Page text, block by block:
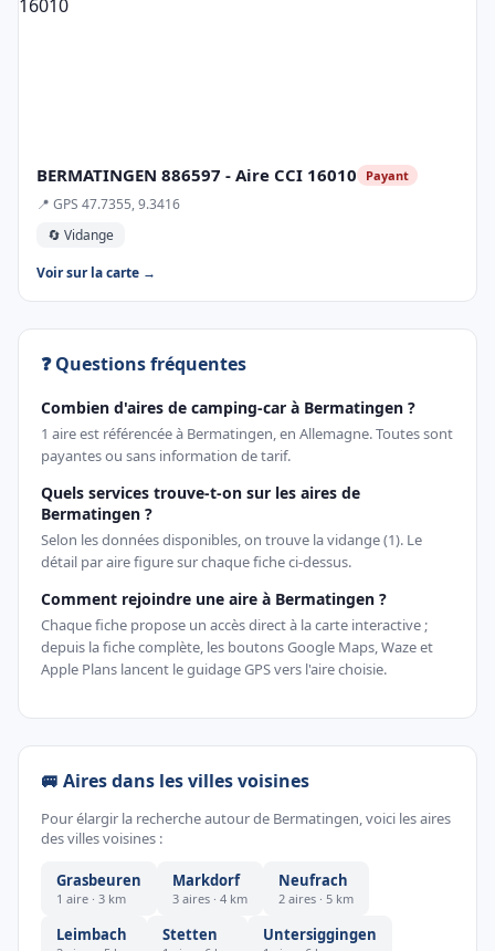
BERMATINGEN 886597 - Aire CCI 16010 Payant
📍 GPS 47.7355, 9.3416
🔄 Vidange
Voir sur la carte →
❓ Questions fréquentes
Combien d'aires de camping-car à Bermatingen ?
1 aire est référencée à Bermatingen, en Allemagne. Toutes sont
payantes ou sans information de tarif.
Quels services trouve-t-on sur les aires de
Bermatingen ?
Selon les données disponibles, on trouve la vidange (1). Le
détail par aire figure sur chaque fiche ci-dessus.
Comment rejoindre une aire à Bermatingen ?
Chaque fiche propose un accès direct à la carte interactive ;
depuis la fiche complète, les boutons Google Maps, Waze et
Apple Plans lancent le guidage GPS vers l'aire choisie.
🚐 Aires dans les villes voisines
Pour élargir la recherche autour de Bermatingen, voici les aires
des villes voisines :
Grasbeuren
1 aire · 3 km
Markdorf
3 aires · 4 km
Neufrach
2 aires · 5 km
Leimbach Stetten Untersiggingen